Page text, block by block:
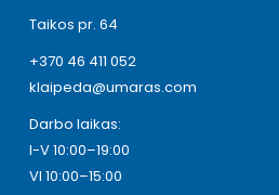
Taikos pr. 64
+370 46 411 052
klaipeda@umaras.com
Darbo laikas:
I-V 10:00–19:00
VI 10:00–15:00